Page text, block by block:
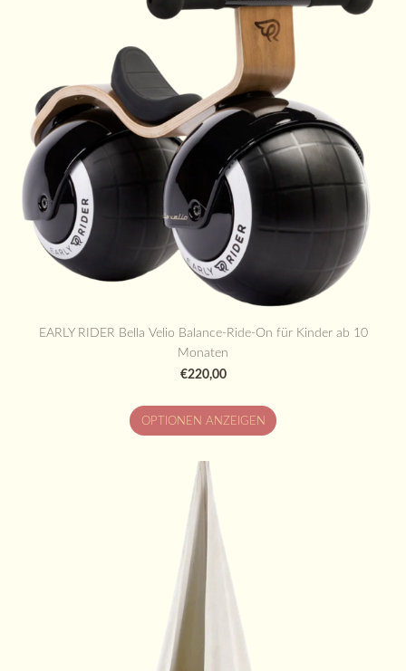
EARLY RIDER Bella Velio Balance-Ride-On für Kinder ab 10
Monaten
€220,00
OPTIONEN ANZEIGEN